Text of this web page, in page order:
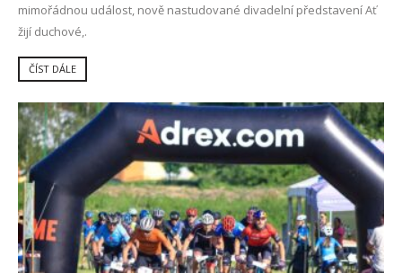
mimořádnou událost, nově nastudované divadelní představení Ať
žijí duchové,.
ČÍST DÁLE